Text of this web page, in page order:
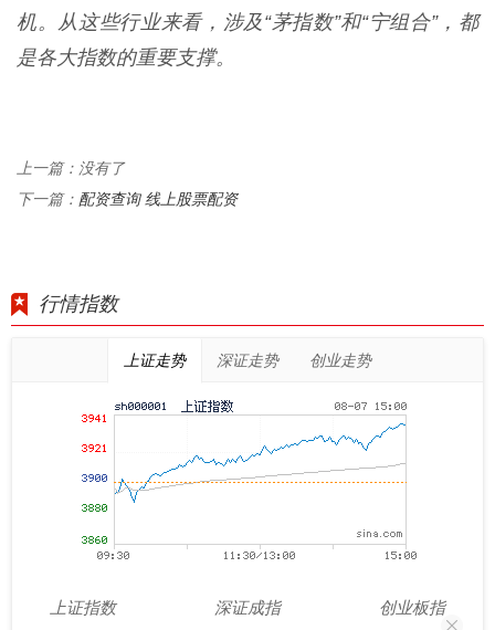
机。从这些行业来看，涉及“茅指数”和“宁组合”，都
是各大指数的重要支撑。
上一篇：没有了
下一篇： 配资查询 线上股票配资
行情指数
上证走势 深证走势 创业走势
上证指数
深证成指
创业板指